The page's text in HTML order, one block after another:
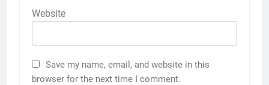
Website
Save my name, email, and website in this
browser for the next time I comment.